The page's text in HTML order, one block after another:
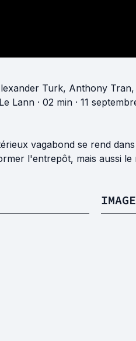
Turk, Anthony Tran
Lann · 02 min · 11
vagabond se rend
l'entrepôt, mais aussi le